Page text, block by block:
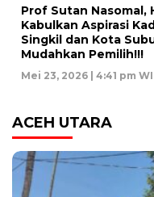
Prof Sutan Nasomal,
Kabulkan Aspirasi
Singkil dan Kota
Mudahkan Pemilih!!!
Mei 23, 2026 | 4:41 pm
ACEH UTARA